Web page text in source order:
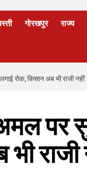
गोरखपुर राज्य
रोक, किसान अब भी राजी नहीं
पर
राजी